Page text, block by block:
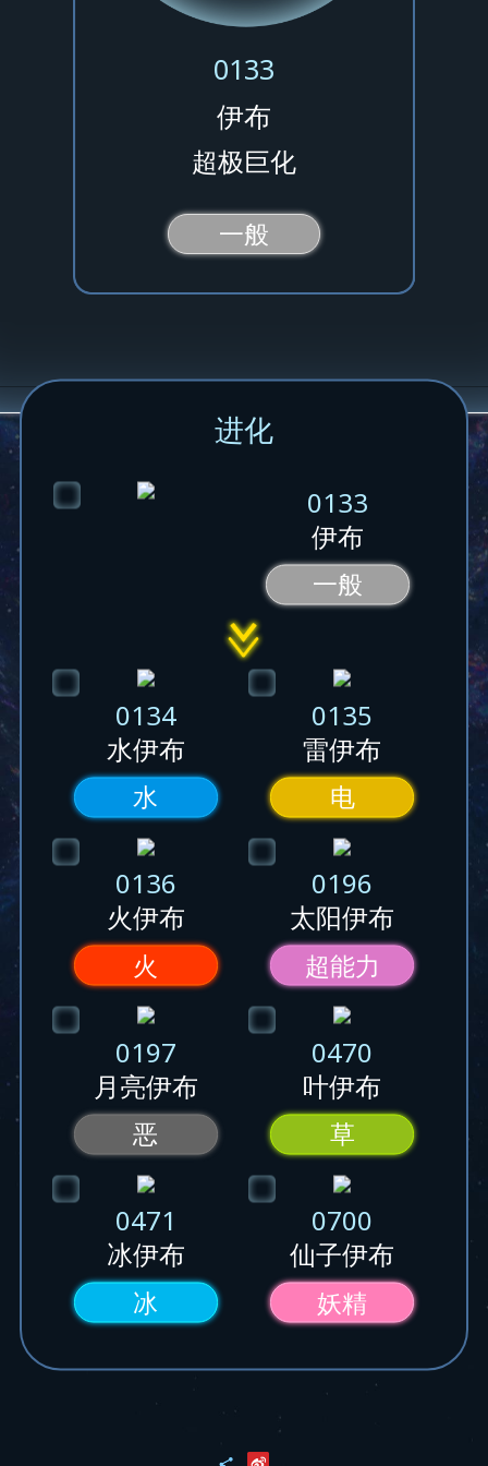
0133
伊布
超极巨化
一般
进化
0133
伊布
一般
0134
水伊布
水
0135
雷伊布
电
0136
火伊布
火
0196
太阳伊布
超能力
0197
月亮伊布
恶
0470
叶伊布
草
0471
冰伊布
冰
0700
仙子伊布
妖精